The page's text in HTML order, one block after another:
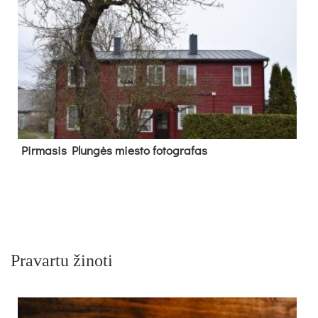
Pir­ma­sis Plun­gės mies­to fo­tog­ra­fas
Pravartu žinoti